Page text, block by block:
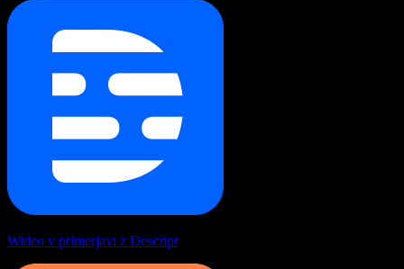
Wideo v primerjavi z Descript